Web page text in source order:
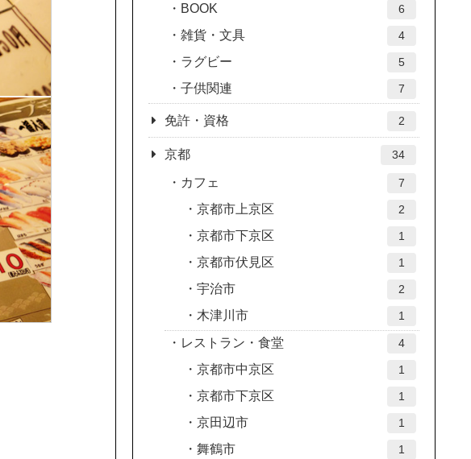
BOOK 6
雑貨・文具 4
ラグビー 5
子供関連 7
免許・資格 2
京都 34
カフェ 7
京都市上京区 2
京都市下京区 1
京都市伏見区 1
宇治市 2
木津川市 1
レストラン・食堂 4
京都市中京区 1
京都市下京区 1
京田辺市 1
舞鶴市 1